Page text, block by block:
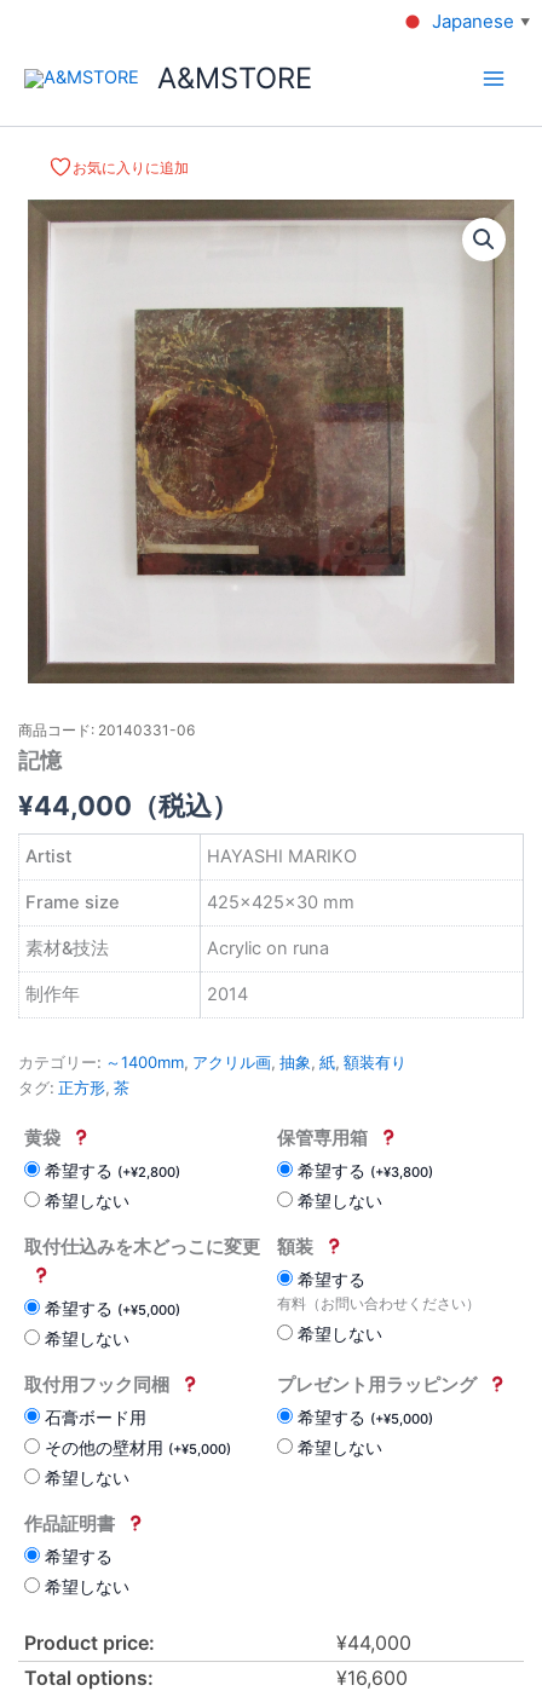
A&MSTORE
お気に入りに追加
商品コード: 20140331-06
記憶
¥44,000 （税込）
Artist HAYASHI MARIKO
Frame size 425×425×30 mm
素材&技法 Acrylic on runa
制作年 2014
カテゴリー: ～1400mm, アクリル画, 抽象, 紙, 額装有り
タグ: 正方形, 茶
黄袋
希望する (+¥2,800)
希望しない
保管専用箱
希望する (+¥3,800)
希望しない
取付仕込みを木どっこに変更
希望する (+¥5,000)
希望しない
額装
希望する
有料（お問い合わせください）
希望しない
取付用フック同梱
石膏ボード用
その他の壁材用 (+¥5,000)
希望しない
プレゼント用ラッピング
希望する (+¥5,000)
希望しない
作品証明書
希望する
希望しない
Product price: ¥44,000
Total options:
¥16,600
Japanese ▼